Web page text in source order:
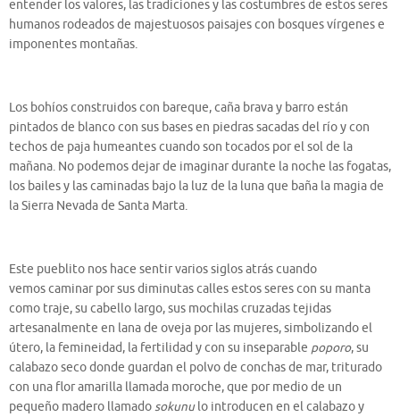
entender los valores, las tradiciones y las costumbres de estos seres
humanos rodeados de majestuosos paisajes con bosques vírgenes e
imponentes montañas.
Los bohíos construidos con bareque, caña brava y barro están
pintados de blanco con sus bases en piedras sacadas del río y con
techos de paja humeantes cuando son tocados por el sol de la
mañana. No podemos dejar de imaginar durante la noche las fogatas,
los bailes y las caminadas bajo la luz de la luna que baña la magia de
la Sierra Nevada de Santa Marta.
Este pueblito nos hace sentir varios siglos atrás cuando
vemos caminar por sus diminutas calles estos seres con su manta
como traje, su cabello largo, sus mochilas cruzadas tejidas
artesanalmente en lana de oveja por las mujeres, simbolizando el
útero, la femineidad, la fertilidad y con su inseparable poporo, su
calabazo seco donde guardan el polvo de conchas de mar, triturado
con una flor amarilla llamada moroche, que por medio de un
pequeño madero llamadosokunulo introducen en el calabazo y